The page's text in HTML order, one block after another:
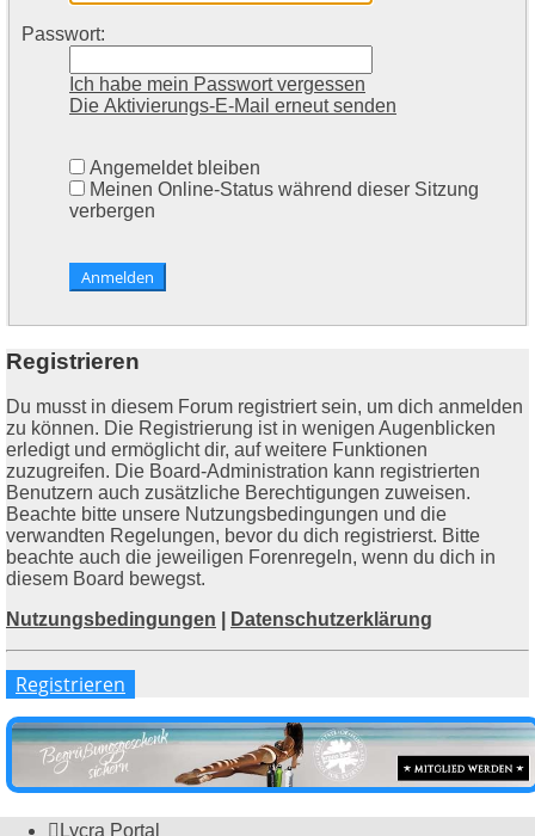
Passwort:
Ich habe mein Passwort vergessen
Die Aktivierungs-E-Mail erneut senden
Angemeldet bleiben
Meinen Online-Status während dieser Sitzung
verbergen
Registrieren
Du musst in diesem Forum registriert sein, um dich anmelden
zu können. Die Registrierung ist in wenigen Augenblicken
erledigt und ermöglicht dir, auf weitere Funktionen
zuzugreifen. Die Board-Administration kann registrierten
Benutzern auch zusätzliche Berechtigungen zuweisen.
Beachte bitte unsere Nutzungsbedingungen und die
verwandten Regelungen, bevor du dich registrierst. Bitte
beachte auch die jeweiligen Forenregeln, wenn du dich in
diesem Board bewegst.
Nutzungsbedingungen
Datenschutzerklärung
Registrieren
Lycra Portal